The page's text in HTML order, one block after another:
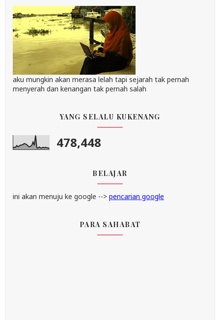
aku mungkin akan merasa lelah tapi sejarah tak pernah
menyerah dan kenangan tak pernah salah
YANG SELALU KUKENANG
478,448
BELAJAR
ini akan menuju ke google --> pencarian google
PARA SAHABAT